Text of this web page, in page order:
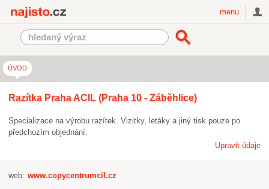
menu
ÚVOD
Razítka Praha ACIL (Praha 10 - Záběhlice)
Specializace na výrobu razítek. Vizitky, letáky a jiný tisk pouze po
předchozím objednání.
Upravit údaje
web: www.copycentrumcil.cz